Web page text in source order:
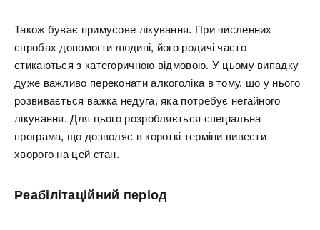
Також буває примусове лікування. При численних
спробах допомогти людині, його родичі часто
стикаються з категоричною відмовою. У цьому випадку
дуже важливо переконати алкоголіка в тому, що у нього
розвивається важка недуга, яка потребує негайного
лікування. Для цього розробляється спеціальна
програма, що дозволяє в короткі терміни вивести
хворого на цей стан.
Реабілітаційний період